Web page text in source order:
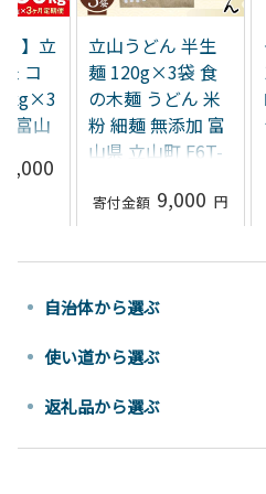
半生
食
ん 米
加 富
＜地域限定＞ モ
ンベル ウイック
ロンTシャツ 立山
ライチョウ F6T-
737
自治体から選ぶ
使い道から選ぶ
返礼品から選ぶ